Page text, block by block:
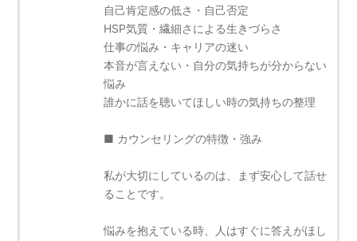
自己肯定感の低さ・自己否定
HSP気質・繊細さによる生きづらさ
仕事の悩み・キャリアの迷い
本音が言えない・自分の気持ちが分からない
悩み
誰かに話を聴いてほしい時の気持ちの整理
■ カウンセリングの特徴・強み
私が大切にしているのは、まず安心して話せ
ることです。
悩みを抱えている時、人はすぐに答えがほし